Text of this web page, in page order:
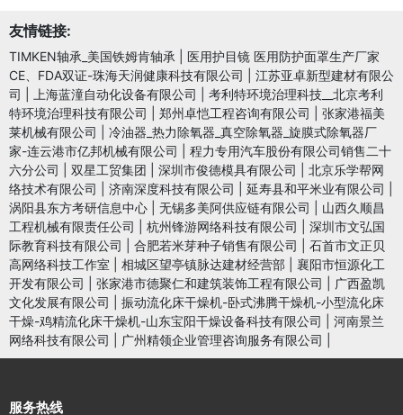
友情链接:
TIMKEN轴承_美国铁姆肯轴承
医用护目镜 医用防护面罩生产厂家
CE、FDA双证-珠海天润健康科技有限公司
江苏亚卓新型建材有限公
司
上海蓝潼自动化设备有限公司
考利特环境治理科技__北京考利
特环境治理科技有限公司
郑州卓恺工程咨询有限公司
张家港福美
莱机械有限公司
冷油器_热力除氧器_真空除氧器_旋膜式除氧器厂
家-连云港市亿邦机械有限公司
程力专用汽车股份有限公司销售二十
六分公司
双星工贸集团 深圳市俊德模具有限公司
北京乐学帮网
络技术有限公司
济南深度科技有限公司 延寿县和平米业有限公司
涡阳县东方考研信息中心
无锡多美阿供应链有限公司
山西久顺昌
工程机械有限责任公司
杭州锋游网络科技有限公司
深圳市文弘国
际教育科技有限公司
合肥若米芽种子销售有限公司
石首市文正贝
高网络科技工作室
相城区望亭镇脉达建材经营部
襄阳市恒源化工
开发有限公司
张家港市德聚仁和建筑装饰工程有限公司
广西盈凯
文化发展有限公司
振动流化床干燥机-卧式沸腾干燥机-小型流化床
干燥-鸡精流化床干燥机-山东宝阳干燥设备科技有限公司
河南景兰
网络科技有限公司
广州精领企业管理咨询服务有限公司
服务热线